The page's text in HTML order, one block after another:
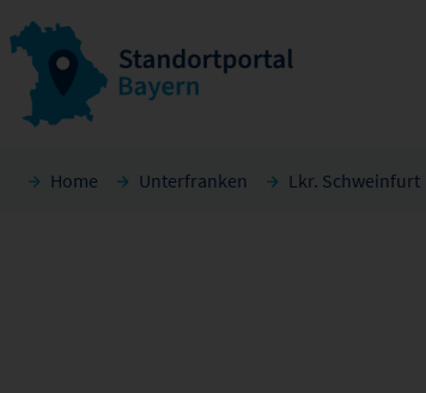
Home Unterfranken Lkr. Schweinfurt